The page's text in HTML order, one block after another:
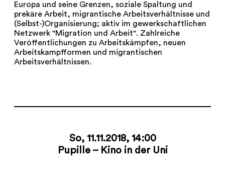
Europa und seine Grenzen, soziale Spaltung und
prekäre Arbeit, migrantische Arbeitsverhältnisse und
(Selbst-)Organisierung; aktiv im gewerkschaftlichen
Netzwerk "Migration und Arbeit". Zahlreiche
Veröffentlichungen zu Arbeitskämpfen, neuen
Arbeitskampfformen und migrantischen
Arbeitsverhältnissen.
So, 11.11.2018, 14:00
Pupille – Kino in der Uni